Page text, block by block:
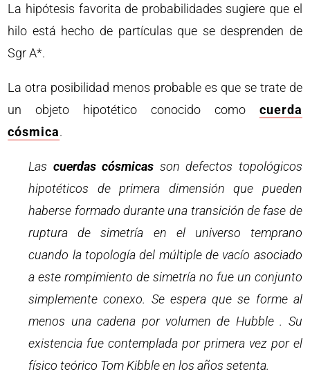
La hipótesis favorita de probabilidades sugiere que el
hilo está hecho de partículas que se desprenden de
Sgr A*.
La otra posibilidad menos probable es que se trate de
un objeto hipotético conocido como cuerda
cósmica.
Las cuerdas cósmicas son defectos topológicos
hipotéticos de primera dimensión que pueden
haberse formado durante una transición de fase de
ruptura de simetría en el universo temprano
cuando la topología del múltiple de vacío asociado
a este rompimiento de simetría no fue un conjunto
simplemente conexo. Se espera que se forme al
menos una cadena por volumen de Hubble . Su
existencia fue contemplada por primera vez por el
físico teórico Tom Kibble en los años setenta.